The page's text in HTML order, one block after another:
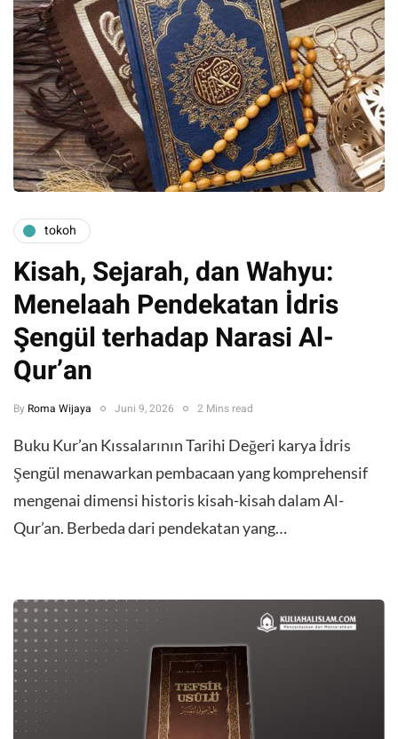
tokoh
Kisah, Sejarah, dan Wahyu:
Menelaah Pendekatan İdris
Şengül terhadap Narasi Al-
Qur’an
By Roma Wijaya Juni 9, 2026 2 Mins read
​Buku Kur’an Kıssalarının Tarihi Değeri karya İdris
Şengül menawarkan pembacaan yang komprehensif
mengenai dimensi historis kisah-kisah dalam Al-
Qur’an. Berbeda dari pendekatan yang…